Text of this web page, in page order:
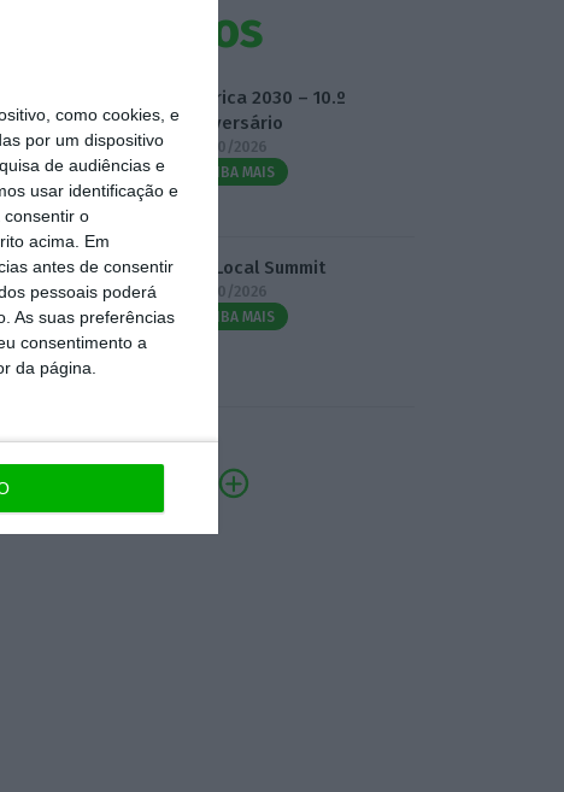
como cookies, e
por um dispositivo
de audiências e
usar identificação e
consentir o
acima. Em
antes de consentir
pessoais poderá
As suas preferências
consentimento a
da página.
Eventos
Fábrica 2030 – 10.º
Aniversário
14/10/2026
SAIBA MAIS
3.º Local Summit
07/10/2026
SAIBA MAIS